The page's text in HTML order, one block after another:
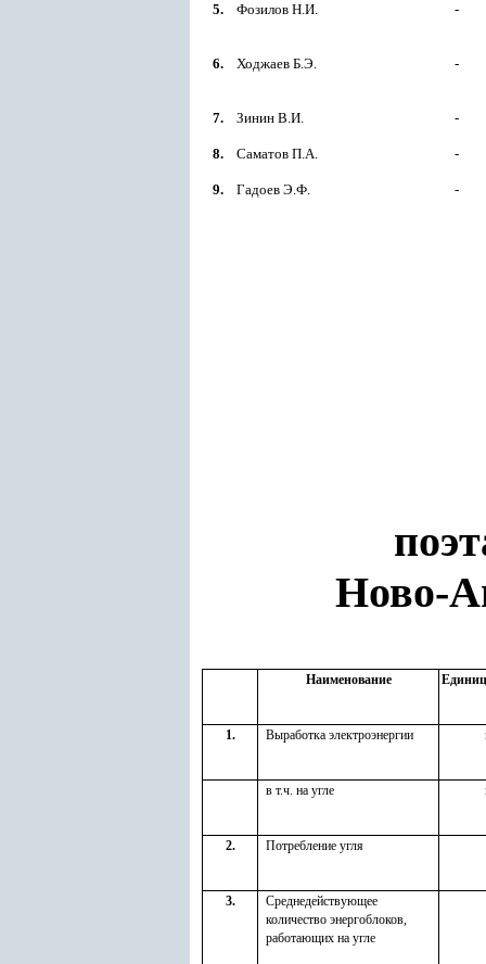
5. Фозилов Н.И. -
6. Ходжаев Б.Э. -
7. Зинин В.И. -
8. Саматов П.А. -
9. Гадоев Э.Ф. -
Ново-
Наименование
1. Выработка электроэнергии
в т.ч. на угле
2. Потребление угля
3.
Среднедействующее
количество энергоблоков,
работающих на угле